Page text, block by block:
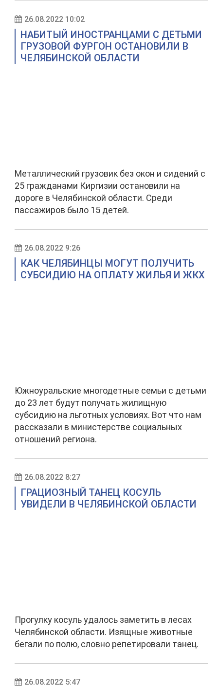
26.08.2022 10:02
НАБИТЫЙ ИНОСТРАНЦАМИ С ДЕТЬМИ
ГРУЗОВОЙ ФУРГОН ОСТАНОВИЛИ В
ЧЕЛЯБИНСКОЙ ОБЛАСТИ
Металлический грузовик без окон и сидений с
25 гражданами Киргизии остановили на
дороге в Челябинской области. Среди
пассажиров было 15 детей.
26.08.2022 9:26
КАК ЧЕЛЯБИНЦЫ МОГУТ ПОЛУЧИТЬ
СУБСИДИЮ НА ОПЛАТУ ЖИЛЬЯ И ЖКХ
Южноуральские многодетные семьи с детьми
до 23 лет будут получать жилищную
субсидию на льготных условиях. Вот что нам
рассказали в министерстве социальных
отношений региона.
26.08.2022 8:27
ГРАЦИОЗНЫЙ ТАНЕЦ КОСУЛЬ
УВИДЕЛИ В ЧЕЛЯБИНСКОЙ ОБЛАСТИ
Прогулку косуль удалось заметить в лесах
Челябинской области. Изящные животные
бегали по полю, словно репетировали танец.
26.08.2022 5:47